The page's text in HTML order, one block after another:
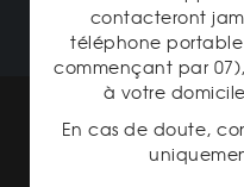
contacteront
téléphone
commençant par
à votre
En cas de doute,